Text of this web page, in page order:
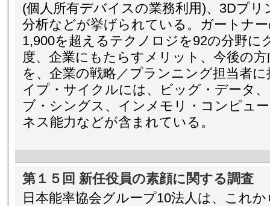
(個人所有デバイスの業務利用)、3Dプ
分析などが挙げられている。ガートナ
1,900を超えるテクノロジを92の分野に
度、企業にもたらすメリット、今後の
を、企業の戦略／プランニング担当者
イプ・サイクルには、ビッグ・データ
ブ・シングス、インメモリ・コンピュ
ネス能力などが含まれている。
第１５回 新任役員の素顔に関する調査
日本能率協会グループ10法人は、これ